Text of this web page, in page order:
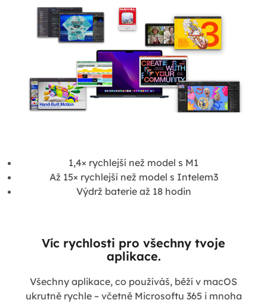
1,4× rychlejší než model s M1
Až 15× rychlejší než model s Intelem3
Výdrž baterie až 18 hodin
Víc rychlosti pro všechny tvoje
aplikace.
Všechny aplikace, co používáš, běží v macOS
ukrutně rychle – včetně Microsoftu 365 i mnoha